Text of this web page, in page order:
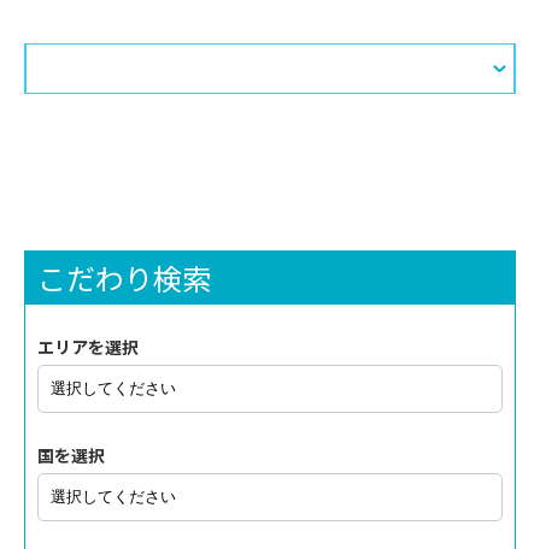
こだわり検索
エリアを選択
国を選択